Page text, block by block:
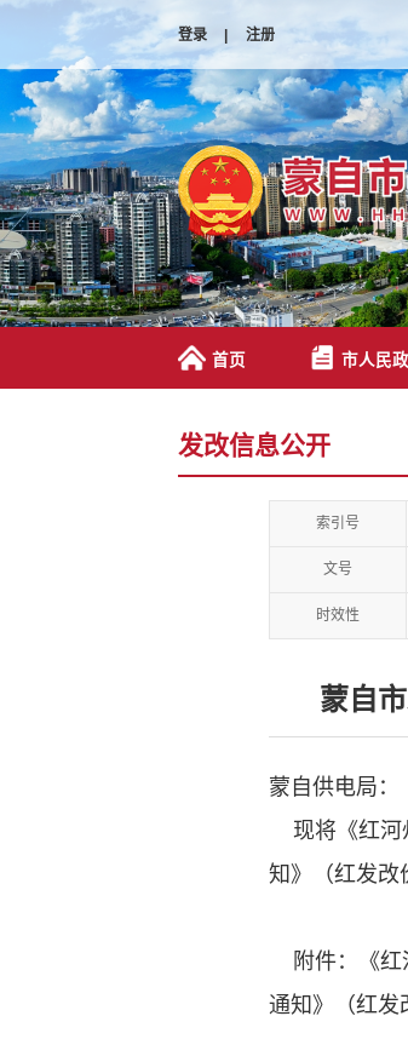
登录 | 注册
首页 市人民
发改信息公开
索引号
文号
时效性
蒙自
蒙自供电局：
现将《红河
知》（红发改
附件：《红
通知》（红发